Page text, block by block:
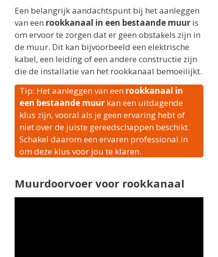
Een belangrijk aandachtspunt bij het aanleggen
van een rookkanaal in een bestaande muur is
om ervoor te zorgen dat er geen obstakels zijn in
de muur. Dit kan bijvoorbeeld een elektrische
kabel, een leiding of een andere constructie zijn
die de installatie van het rookkanaal bemoeilijkt.
Tip: Het aanleggen van een rookkanaal in
een bestaande muur kan een uitdagende
klus zijn, vooral als je geen ervaring hebt of
niet over de juiste gereedschappen beschikt.
Schakel daarom een ervaren professional in
om deze klus voor jou te klaren.
Muurdoorvoer voor rookkanaal